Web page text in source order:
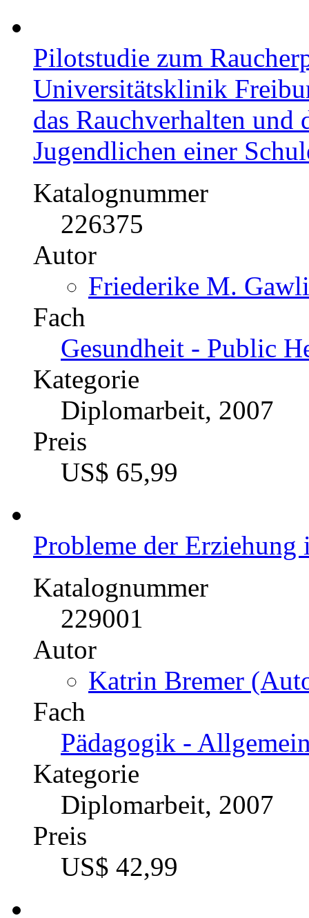
Pilotstudie zum
Universitätsklinik
das Rauchverhalten
Jugendlichen einer
Katalognummer
226375
Autor
Friederike M.
Fach
Gesundheit - Public
Kategorie
Diplomarbeit, 2007
Preis
US$ 65,99
Probleme der Erziehung
Katalognummer
229001
Autor
Katrin Bremer
Fach
Pädagogik -
Kategorie
Diplomarbeit, 2007
Preis
US$ 42,99